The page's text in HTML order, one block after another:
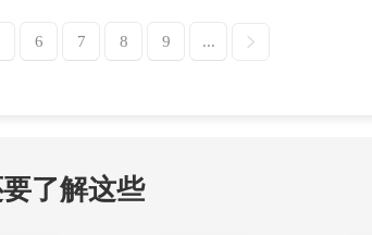
6 7 8 9 ...
了解这些